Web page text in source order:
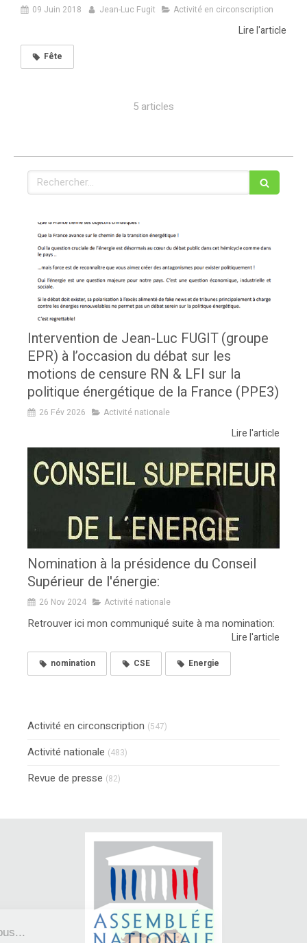
09 Juin 2018 Jean-Luc Fugit Activité en circonscription
Lire l'article
Fête
5 articles
Rechercher
Intervention de Jean-Luc FUGIT (groupe
EPR) à l’occasion du débat sur les
motions de censure RN & LFI sur la
politique énergétique de la France (PPE3)
26 Fév 2026 Activité nationale
Lire l'article
Nomination à la présidence du Conseil
Supérieur de l'énergie:
26 Nov 2024 Activité nationale
Retrouver ici mon communiqué suite à ma nomination:
Lire l'article
nomination CSE Energie
Activité en circonscription (547)
Activité nationale (483)
Revue de presse (82)
Bonjour c'est nous...